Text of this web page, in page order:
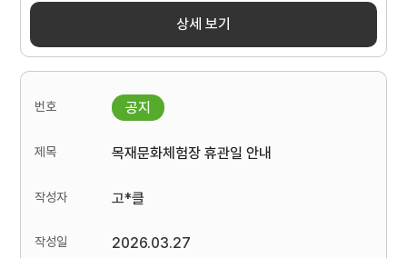
상세 보기
목재문화체험장 휴관일 안내
고*클
2026.03.27